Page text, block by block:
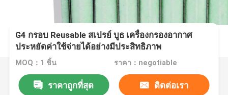
G4 กรอบ Reusable สเปรย์ บูธ เครื่องกรองอากาศ
ประหยัดค่าใช้จ่ายได้อย่างมีประสิทธิภาพ
MOQ：1 ชิ้น ราคา：negotiable
ราคาถูกที่สุด ติดต่อเรา